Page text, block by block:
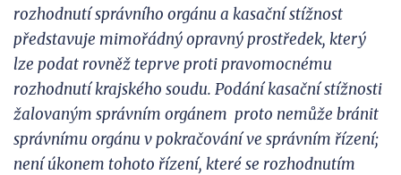
rozhodnutí správního orgánu a kasační stížnost
představuje mimořádný opravný prostředek, který
lze podat rovněž teprve proti pravomocnému
rozhodnutí krajského soudu. Podání kasační stížnosti
žalovaným správním orgánem proto nemůže bránit
správnímu orgánu v pokračování ve správním řízení;
není úkonem tohoto řízení, které se rozhodnutím